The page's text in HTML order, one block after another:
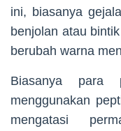
ini, biasanya
benjolan atau
berubah warna
Biasanya para
menggunakan
mengatasi